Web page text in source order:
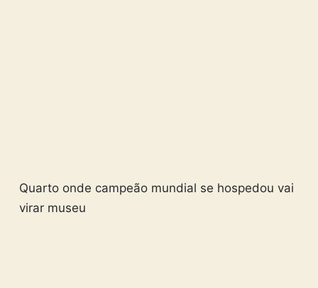
Quarto onde campeão mundial se hospedou vai
virar museu